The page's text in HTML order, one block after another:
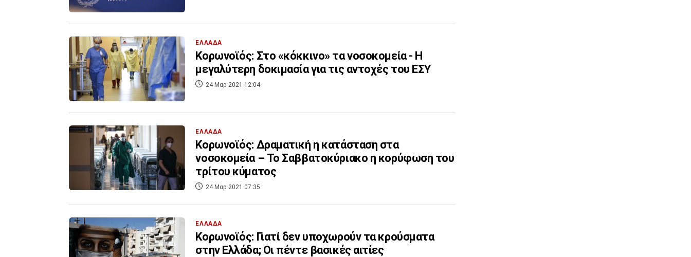
ΕΛΛΑΔΑ
Κορωνοϊός: Στο «κόκκινο» τα νοσοκομεία - Η
μεγαλύτερη δοκιμασία για τις αντοχές του ΕΣΥ
24 Μαρ 2021 12:04
ΕΛΛΑΔΑ
Κορωνοϊός: Δραματική η κατάσταση στα
νοσοκομεία – Το Σαββατοκύριακο η κορύφωση του
τρίτου κύματος
24 Μαρ 2021 07:35
ΕΛΛΑΔΑ
Κορωνοϊός: Γιατί δεν υποχωρούν τα κρούσματα
στην Ελλάδα; Οι πέντε βασικές αιτίες